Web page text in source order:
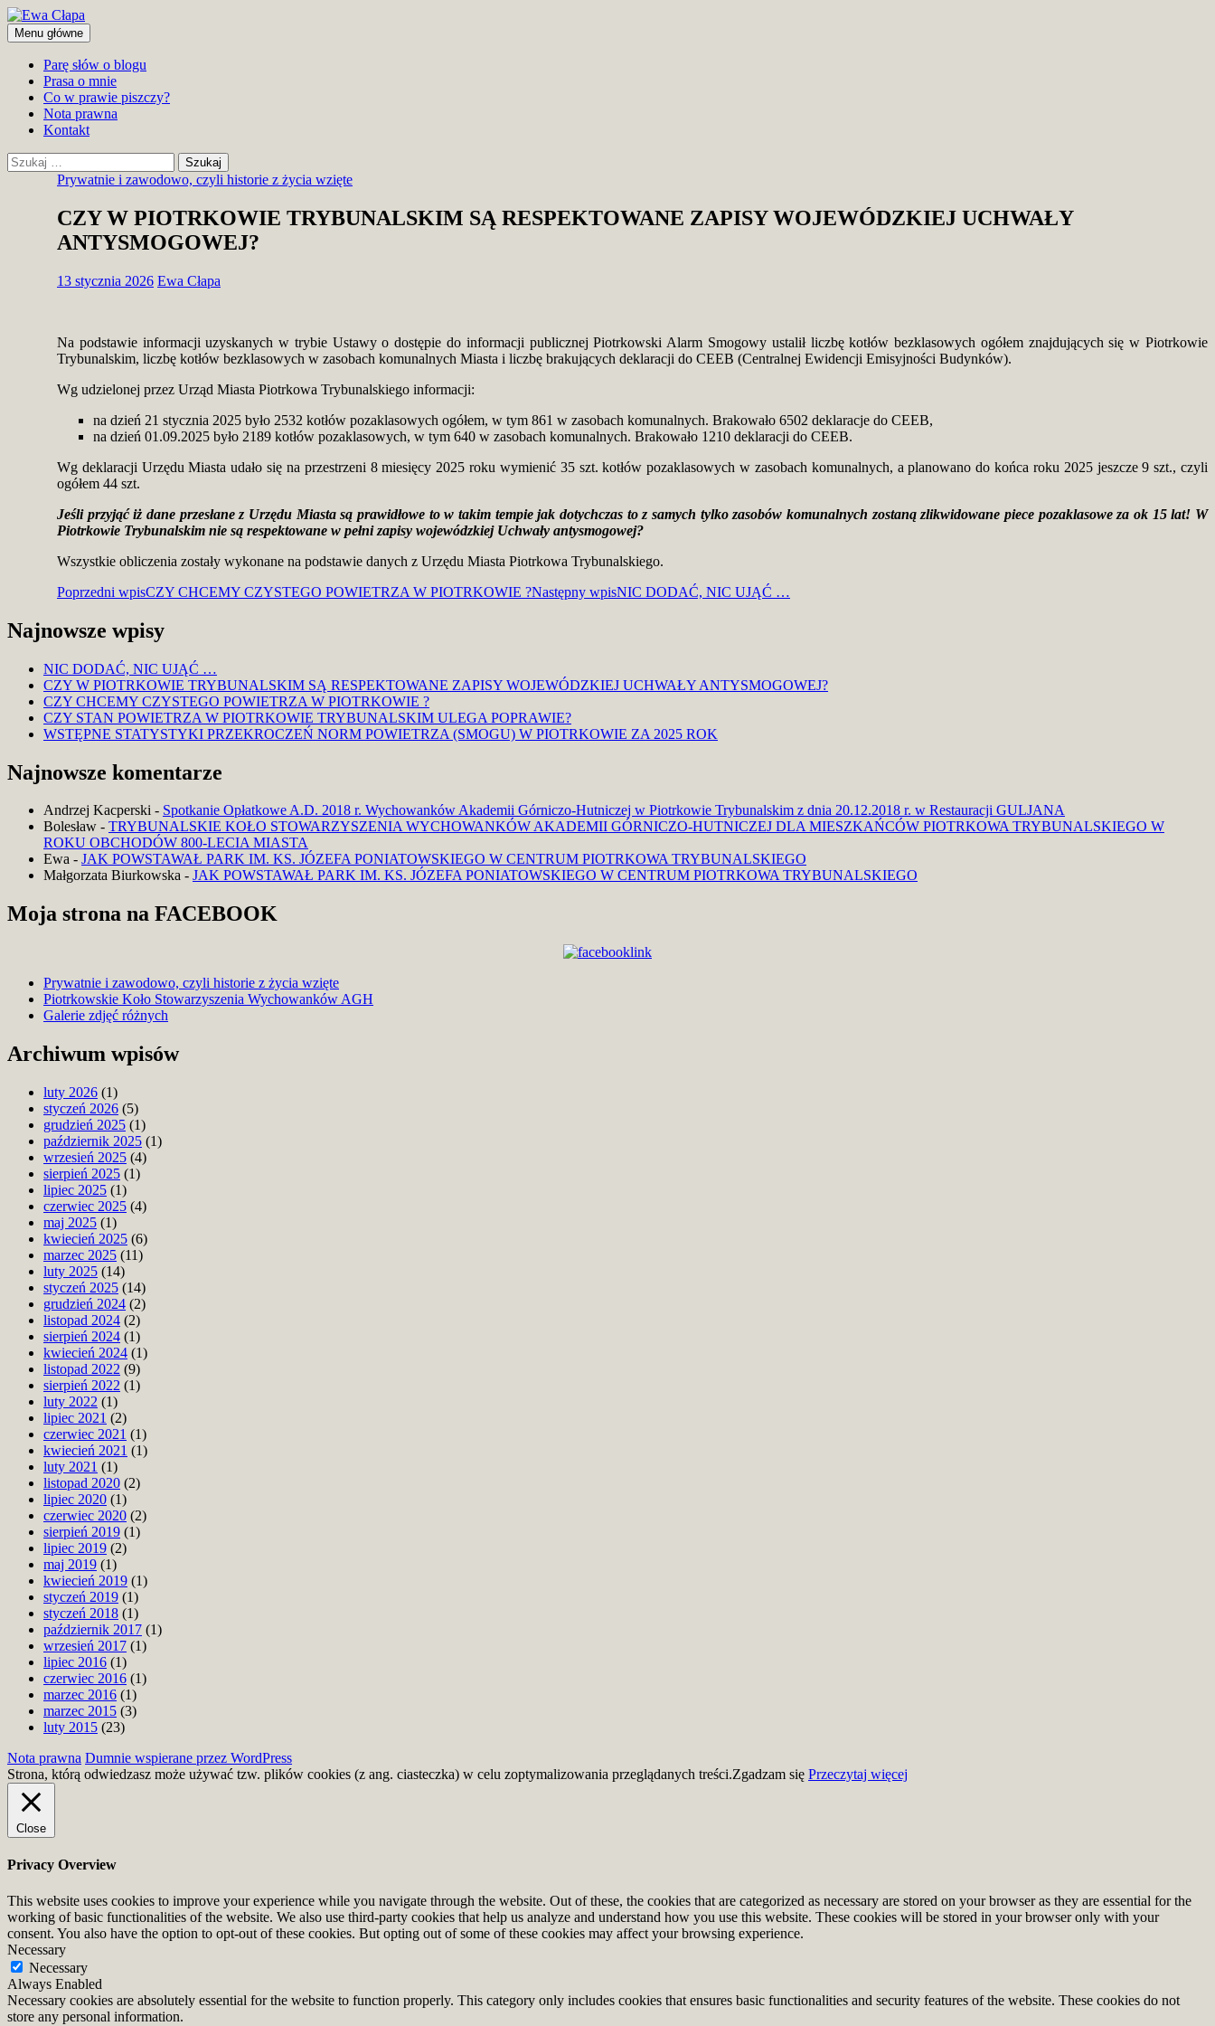
Przejdź
do
treściEwa Cłapa
Szukaj
Menu główne
Parę słów o blogu
Prasa o mnie
Co w prawie piszczy?
Nota prawna
Kontakt
Szukaj:
Prywatnie i zawodowo, czyli historie z życia wzięte
CZY W PIOTRKOWIE TRYBUNALSKIM SĄ RESPEKTOWANE ZAPISY WOJEWÓDZKIEJ UCHWAŁY
ANTYSMOGOWEJ?
13 stycznia 2026 Ewa Cłapa
Na podstawie informacji uzyskanych w trybie Ustawy o dostępie do informacji publicznej Piotrkowski Alarm Smogowy ustalił liczbę kotłów bezklasowych ogółem znajdujących się w Piotrkowie
Trybunalskim, liczbę kotłów bezklasowych w zasobach komunalnych Miasta i liczbę brakujących deklaracji do CEEB (Centralnej Ewidencji Emisyjności Budynków).
Wg udzielonej przez Urząd Miasta Piotrkowa Trybunalskiego informacji:
na dzień 21 stycznia 2025 było 2532 kotłów pozaklasowych ogółem, w tym 861 w zasobach komunalnych. Brakowało 6502 deklaracje do CEEB,
na dzień 01.09.2025 było 2189 kotłów pozaklasowych, w tym 640 w zasobach komunalnych. Brakowało 1210 deklaracji do CEEB.
Wg deklaracji Urzędu Miasta udało się na przestrzeni 8 miesięcy 2025 roku wymienić 35 szt. kotłów pozaklasowych w zasobach komunalnych, a planowano do końca roku 2025 jeszcze 9 szt., czyli
ogółem 44 szt.
Jeśli przyjąć iż dane przesłane z Urzędu Miasta są prawidłowe to w takim tempie jak dotychczas to z samych tylko zasobów komunalnych zostaną zlikwidowane piece pozaklasowe za ok 15 lat! W
Piotrkowie Trybunalskim nie są respektowane w pełni zapisy wojewódzkiej Uchwały antysmogowej?
Wszystkie obliczenia zostały wykonane na podstawie danych z Urzędu Miasta Piotrkowa Trybunalskiego.
Nawigacja
Poprzedni wpisCZY CHCEMY CZYSTEGO POWIETRZA W PIOTRKOWIE ?Następny wpisNIC DODAĆ, NIC UJĄĆ …
Najnowsze wpisy
NIC DODAĆ, NIC UJĄĆ …
CZY W PIOTRKOWIE TRYBUNALSKIM SĄ RESPEKTOWANE ZAPISY WOJEWÓDZKIEJ UCHWAŁY ANTYSMOGOWEJ?
CZY CHCEMY CZYSTEGO POWIETRZA W PIOTRKOWIE ?
CZY STAN POWIETRZA W PIOTRKOWIE TRYBUNALSKIM ULEGA POPRAWIE?
WSTĘPNE STATYSTYKI PRZEKROCZEŃ NORM POWIETRZA (SMOGU) W PIOTRKOWIE ZA 2025 ROK
Najnowsze komentarze
Andrzej Kacperski - Spotkanie Opłatkowe A.D. 2018 r. Wychowanków Akademii Górniczo-Hutniczej w Piotrkowie Trybunalskim z dnia 20.12.2018 r. w Restauracji GULJANA
Bolesław - TRYBUNALSKIE KOŁO STOWARZYSZENIA WYCHOWANKÓW AKADEMII GÓRNICZO-HUTNICZEJ DLA MIESZKAŃCÓW PIOTRKOWA TRYBUNALSKIEGO W
ROKU OBCHODÓW 800-LECIA MIASTA
Ewa - JAK POWSTAWAŁ PARK IM. KS. JÓZEFA PONIATOWSKIEGO W CENTRUM PIOTRKOWA TRYBUNALSKIEGO
Małgorzata Biurkowska - JAK POWSTAWAŁ PARK IM. KS. JÓZEFA PONIATOWSKIEGO W CENTRUM PIOTRKOWA TRYBUNALSKIEGO
Moja strona na FACEBOOK
Blog
Prywatnie i zawodowo, czyli historie z życia wzięte
Piotrkowskie Koło Stowarzyszenia Wychowanków AGH
Galerie zdjęć różnych
Archiwum wpisów
luty 2026 (1)
styczeń 2026 (5)
grudzień 2025 (1)
październik 2025 (1)
wrzesień 2025 (4)
sierpień 2025 (1)
lipiec 2025 (1)
czerwiec 2025 (4)
maj 2025 (1)
kwiecień 2025 (6)
marzec 2025 (11)
luty 2025 (14)
styczeń 2025 (14)
grudzień 2024 (2)
listopad 2024 (2)
sierpień 2024 (1)
kwiecień 2024 (1)
listopad 2022 (9)
sierpień 2022 (1)
luty 2022 (1)
lipiec 2021 (2)
czerwiec 2021 (1)
kwiecień 2021 (1)
luty 2021 (1)
listopad 2020 (2)
lipiec 2020 (1)
czerwiec 2020 (2)
sierpień 2019 (1)
lipiec 2019 (2)
maj 2019 (1)
kwiecień 2019 (1)
styczeń 2019 (1)
styczeń 2018 (1)
październik 2017 (1)
wrzesień 2017 (1)
lipiec 2016 (1)
czerwiec 2016 (1)
marzec 2016 (1)
marzec 2015 (3)
luty 2015 (23)
Nota prawna Dumnie wspierane przez WordPress
Strona, którą odwiedzasz może używać tzw. plików cookies (z ang. ciasteczka) w celu zoptymalizowania przeglądanych treści.Zgadzam się Przeczytaj więcej
Close
Privacy Overview
This website uses cookies to improve your experience while you navigate through the website. Out of these, the cookies that are categorized as necessary are stored on your browser as they are essential for the
working of basic functionalities of the website. We also use third-party cookies that help us analyze and understand how you use this website. These cookies will be stored in your browser only with your
consent. You also have the option to opt-out of these cookies. But opting out of some of these cookies may affect your browsing experience.
Necessary
Necessary
Always Enabled
Necessary cookies are absolutely essential for the website to function properly. This category only includes cookies that ensures basic functionalities and security features of the website. These cookies do not
store any personal information.